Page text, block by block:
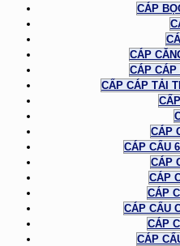
CÁP
CÁP
CÁP CÁP
CẤP CÁP TẢI
CÁP
CÁP CẨU
CÁP
CÁP
CÁP
CÁP CẨU
CÁP
CÁP